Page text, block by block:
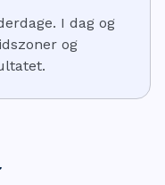
I dag og
og